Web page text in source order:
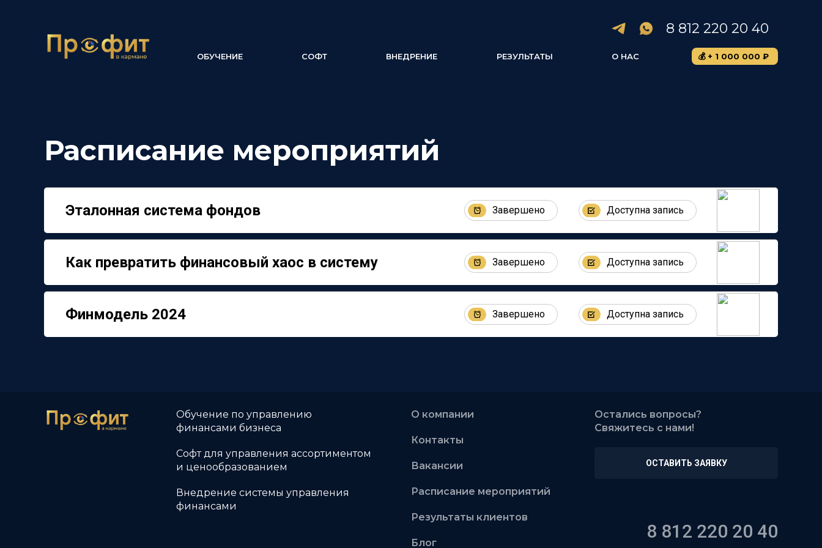
8 812 220 20 40
ОБУЧЕНИЕ СОФТ ВНЕДРЕНИЕ РЕЗУЛЬТАТЫ О НАС 💰 + 1 000 000 ₽
Расписание мероприятий
Эталонная система фондов Завершено Доступна запись
Вы
Как превратить финансовый хаос в систему Завершено Доступна запись
Вы
Финмодель 2024 Завершено Доступна запись
Обучение по управлению
финансами бизнеса
Софт для управления ассортиментом
и ценообразованием
Внедрение системы управления
финансами
О компании
Контакты
Вакансии
Расписание мероприятий
Результаты клиентов
Блог
Остались вопросы?
Свяжитесь с нами!
ОСТАВИТЬ ЗАЯВКУ
8 812 220 20 40